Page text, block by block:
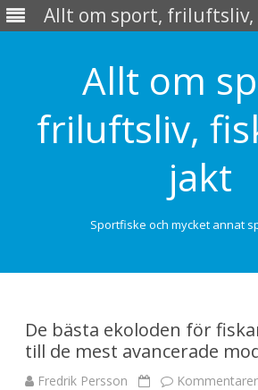
Allt om sport, friluftsliv,
Allt om
friluftsliv,
jakt
Sportfiske och mycket annat
De bästa ekoloden för
till de mest avancerade
Fredrik Persson